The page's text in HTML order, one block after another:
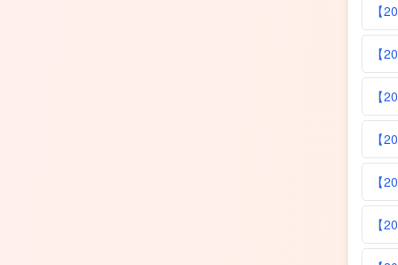
【
【
【
【
【
【